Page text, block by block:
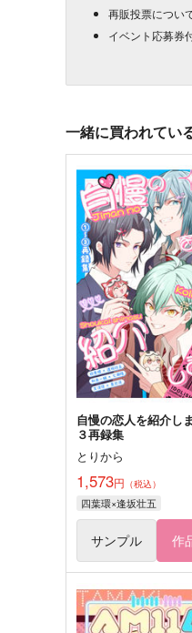
再販投票につい
イベント応募券
一緒に買われてい
自慢の恋人を紹介し
３再録集
とりから
1,573円 （税込）
四葉環×逢坂壮五
サンプル 作